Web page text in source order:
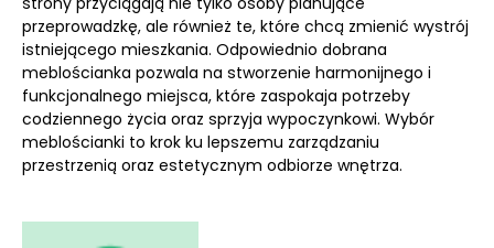
przeprowadzkę, ale również te, które chcą zmienić wystrój
istniejącego mieszkania. Odpowiednio dobrana
meblościanka pozwala na stworzenie harmonijnego i
funkcjonalnego miejsca, które zaspokaja potrzeby
codziennego życia oraz sprzyja wypoczynkowi. Wybór
meblościanki to krok ku lepszemu zarządzaniu
przestrzenią oraz estetycznym odbiorze wnętrza.